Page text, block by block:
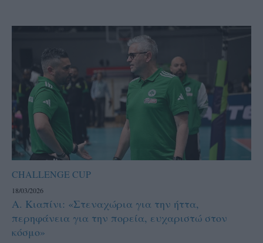
CHALLENGE CUP
18/03/2026
Α. Κιαπίνι: «Στεναχώρια για την ήττα,
περηφάνεια για την πορεία, ευχαριστώ στον
κόσμο»